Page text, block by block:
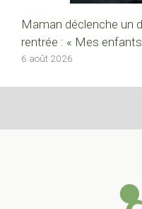
Maman déclenche un
rentrée : « Mes
6 août 2026